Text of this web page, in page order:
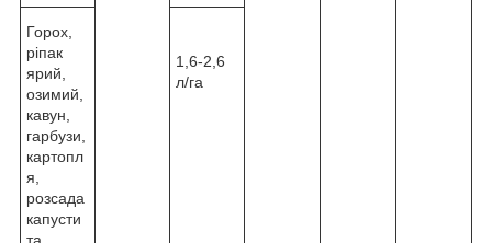
Горох,
ріпак
ярий,
озимий,
кавун,
гарбузи,
картопл
я,
розсада
капусти
та
1,6-2,6
л/га